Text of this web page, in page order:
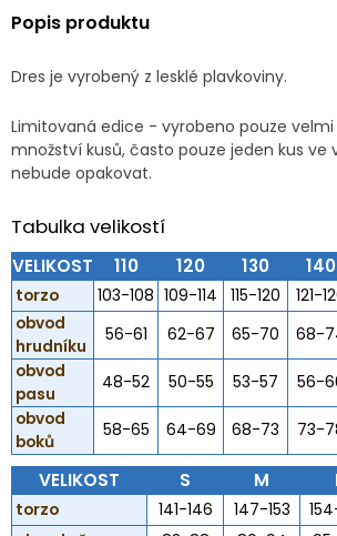
Popis produktu
Dres je vyrobený z lesklé plavkoviny.
Limitovaná edice - vyrobeno pouze
množství kusů, často pouze jeden kus ve
nebude opakovat.
Tabulka velikostí
VELIKOST 110 120 130 140
torzo 103-108 109-114 115-120 121-
obvod
hrudníku
56-61 62-67 65-70 68-
obvod
pasu
48-52 50-55 53-57 56-
obvod
boků
58-65 64-69 68-73 73-
VELIKOST S M
torzo 141-146 147-153